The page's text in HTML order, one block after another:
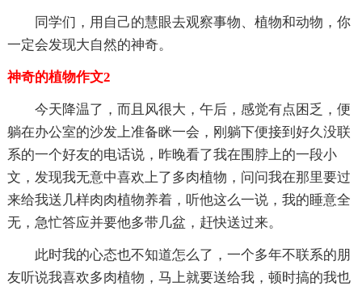
同学们，用自己的慧眼去观察事物、植物和动物，你
一定会发现大自然的神奇。
神奇的植物作文2
今天降温了，而且风很大，午后，感觉有点困乏，便
躺在办公室的沙发上准备眯一会，刚躺下便接到好久没联
系的一个好友的电话说，昨晚看了我在围脖上的一段小
文，发现我无意中喜欢上了多肉植物，问问我在那里要过
来给我送几样肉肉植物养着，听他这么一说，我的睡意全
无，急忙答应并要他多带几盆，赶快送过来。
此时我的心态也不知道怎么了，一个多年不联系的朋
友听说我喜欢多肉植物，马上就要送给我，顿时搞的我也